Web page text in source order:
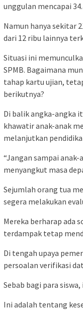
unggulan mencapai
Namun hanya sekitar
dari 12 ribu lainnya
Situasi ini
SPMB. Bagaimana
tahap kartu ujian,
berikutnya?
Di balik angka-angka
khawatir anak-anak
melanjutkan
“Jangan sampai
menyangkut masa
Sejumlah orang tua
segera melakukan
Mereka berharap ada
terdampak tetap
Di tengah upaya
persoalan verifikasi
Sebab bagi para
Ini adalah tentang